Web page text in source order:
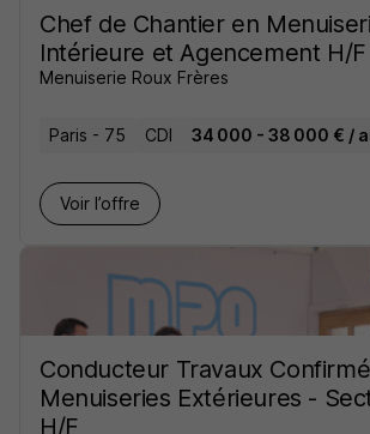
Chef de Chantier en
Intérieure et Agencement H/F
Menuiserie Roux Frères
Paris - 75 CDI 34 000 - 38 000 € /
Voir l’offre
Conducteur Travaux
Menuiseries Extérieures -
H/F